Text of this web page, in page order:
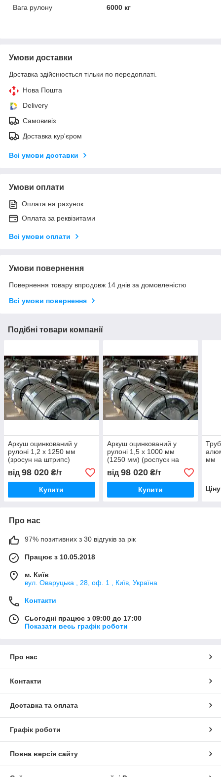
Вага рулону
6000 кг
Умови доставки
Доставка здійснюється тільки по передоплаті.
Нова Пошта
Delivery
Самовивіз
Доставка кур'єром
Всі умови доставки
Умови оплати
Оплата на рахунок
Оплата за реквізитами
Всі умови оплати
Умови повернення
Повернення товару впродовж 14 днів за домовленістю
Всі умови повернення
Подібні товари компанії
Аркуш оцинкований у
рулоні 1,2 х 1250 мм
(зросун на штрипс)
оцинковка
від 98 020 ₴/т
Купити
Аркуш оцинкований у
рулоні 1,5 х 1000 мм
(1250 мм) (роспуск на
штрипс) оцинковка
від 98 020₴/т
Купити
мм
Про нас
97% позитивних з 30 відгуків за рік
Працює з 10.05.2018
м. Київ
вул. Оваруцька , 28, оф. 1 , Київ, Україна
Контакти
Сьогодні працює з 09:00 до 17:00
Показати весь графік роботи
Про нас
Контакти
Доставка та оплата
Графік роботи
Повна версія сайту